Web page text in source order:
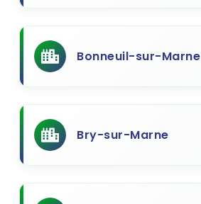
Bonneuil-sur-Marne
Bry-sur-Marne